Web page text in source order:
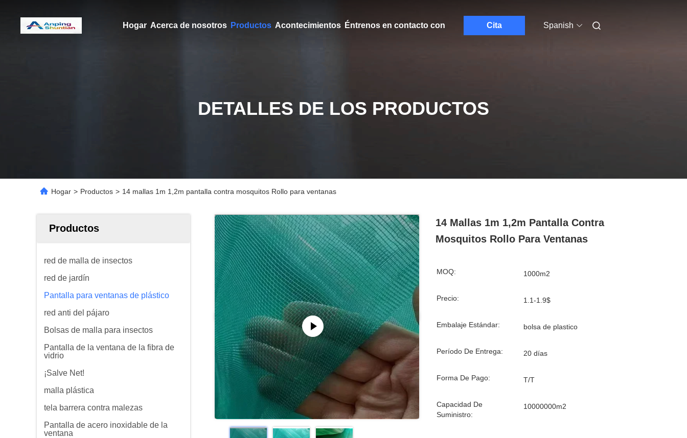
Hogar Acerca de nosotros Productos Acontecimientos Éntrenos en contacto con Cita Spanish
DETALLES DE LOS PRODUCTOS
Hogar > Productos > 14 mallas 1m 1,2m pantalla contra mosquitos Rollo para ventanas
Productos
red de malla de insectos
red de jardín
Pantalla para ventanas de plástico
red anti del pájaro
Bolsas de malla para insectos
Pantalla de la ventana de la fibra de
vidrio
¡Salve Net!
malla plástica
tela barrera contra malezas
Pantalla de acero inoxidable de la
ventana
14 Mallas 1m 1,2m Pantalla Contra
Mosquitos Rollo Para Ventanas
MOQ: 1000m2
Precio: 1.1-1.9$
Embalaje Estándar: bolsa de plastico
Período De Entrega: 20 días
Forma De Pago: T/T
Capacidad De
Suministro:
10000000m2